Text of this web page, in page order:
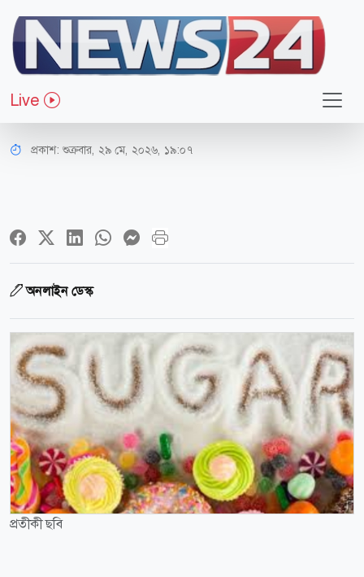
Live
লাইফ স্টাইল
যেসব লক্ষণ বলে দিবে আপনি অতিরিক্ত
চিনি খাচ্ছেন!
প্রকাশ: শুক্রবার, ২৯ মে, ২০২৬, ১৯:০৭
অনলাইন ডেস্ক
প্রতীকী ছবি